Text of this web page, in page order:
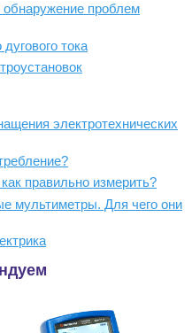
проблем
тока
электротехнических
правильно измерить?
мультиметры. Для чего они